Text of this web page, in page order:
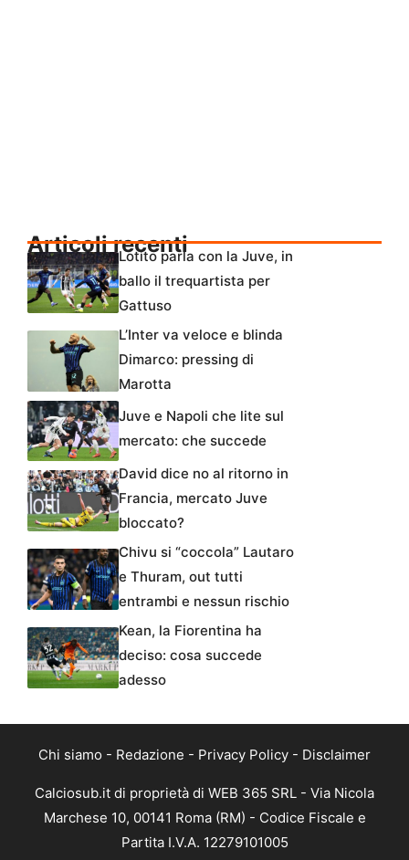
Articoli recentiLotito parla con la Juve, in
ballo il trequartista per
Gattuso
L’Inter va veloce e blinda
Dimarco: pressing di
Marotta
Juve e Napoli che lite sul
mercato: che succede
David dice no al ritorno in
Francia, mercato Juve
bloccato?
Chivu si “coccola” Lautaro
e Thuram, out tutti
entrambi e nessun rischio
Kean, la Fiorentina ha
deciso: cosa succede
adesso
Chi siamo - Redazione - Privacy Policy - Disclaimer
Calciosub.it di proprietà di WEB 365 SRL - Via Nicola
Marchese 10, 00141 Roma (RM) - Codice Fiscale e
Partita I.V.A. 12279101005